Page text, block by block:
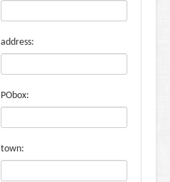
address:
PObox:
town: